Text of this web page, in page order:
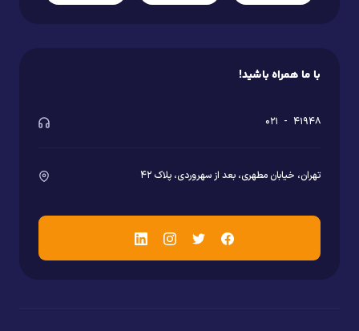
با ما همراه باشید!
۰۲۱ - ۴۱۹۴۸
تهران، خیابان مطهری، بعد از سهروردی، پلاک ۴۲